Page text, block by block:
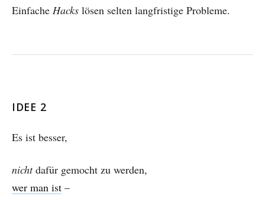
Einfache Hacks lösen selten langfristige Probleme.
IDEE 2
Es ist besser,
nichtdafür gemocht zu werden,
wer man ist –